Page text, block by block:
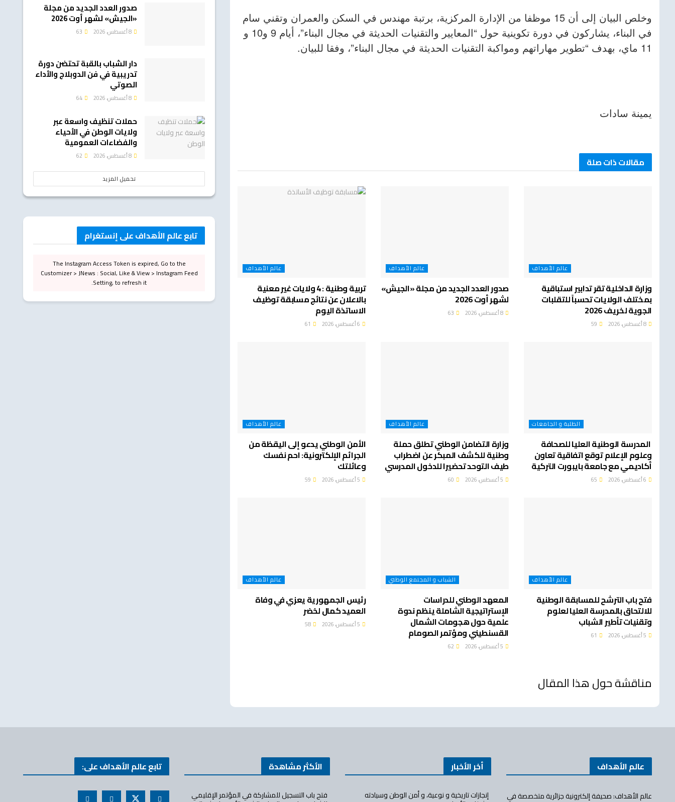
وخلص البيان إلى أن 15 موظفا من الإدارة المركزية، برتبة مهندس في السكن والعمران وتقني سام
في البناء، يشاركون في دورة تكوينية حول “المعايير والتقنيات الحديثة في مجال البناء”، أيام 9 و10 و
11 ماي، بهدف “تطوير مهاراتهم ومواكبة التقنيات الحديثة في مجال البناء”، وفقا للبيان.
يمينة سادات
مقالات ذات صلة
عالم الأهداف
وزارة الداخلية تقر تدابير استباقية
بمختلف الولايات تحسباً للتقلبات
الجوية لخريف 2026
عالم الأهداف
صدور العدد الجديد من مجلة «الجيش»
لشهر أوت 2026
عالم الأهداف
تربية وطنية : 4 ولايات غير معنية
بالاعلان عن نتائج مسابقة توظيف
الاساتذة اليوم
الطلبة و الجامعات
المدرسة الوطنية العليا للصحافة
وعلوم الإعلام توقع اتفاقية تعاون
أكاديمي مع جامعة بايبورت التركية
عالم الأهداف
وزارة التضامن الوطني تطلق حملة
وطنية للكشف المبكر عن اضطراب
طيف التوحد تحضيرا للدخول المدرسي
عالم الأهداف
الأمن الوطني يدعو إلى اليقظة من
الجرائم الإلكترونية: احم نفسك
وعائلتك
عالم الأهداف
فتح باب الترشح للمسابقة الوطنية
للالتحاق بالمدرسة العليا لعلوم
وتقنيات تأطير الشباب
الشباب و المجتمع الوطني
المعهد الوطني للدراسات
الإستراتيجية الشاملة ينظم ندوة
علمية حول هجومات الشمال
القسنطيني ومؤتمر الصومام
عالم الأهداف
رئيس الجمهورية يعزي في وفاة
العميد كمال لخضر
مناقشة حول هذا المقال
صدور العدد الجديد من مجلة
«الجيش» لشهر أوت 2026
دار الشباب بالقبة تحتضن دورة
تدريبية في فن الدوبلاج والأداء
الصوتي
حملات تنظيف واسعة عبر
ولايات الوطن في الأحياء
والفضاءات العمومية
تحميل المزيد
تابع عالم الأهداف على إنستغرام
The Instagram Access Token is expired, Go to the
Customizer > JNews : Social, Like & View > Instagram Feed
Setting, to refresh it.
عالم الأهداف
عالم الأهداف: صحيفة إلكترونية جزائرية متخصصة في
أخر الأخبار
إنجازات تاريخية و نوعية، و أمن الوطن وسيادته
الأكثر مشاهدة
فتح باب التسجيل للمشاركة في المؤتمر الإقليمي
تابع عالم الأهداف على: